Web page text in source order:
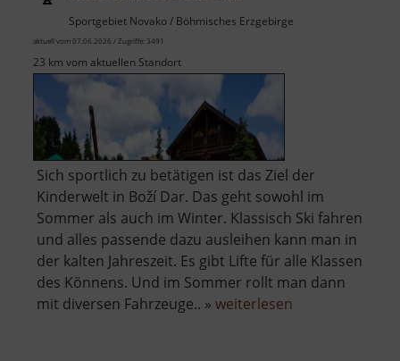
Sportgebiet Novako / Böhmisches Erzgebirge
aktuell vom 07.06.2026 / Zugriffe: 3491
23 km vom aktuellen Standort
Sich sportlich zu betätigen ist das Ziel der
Kinderwelt in Boží Dar. Das geht sowohl im
Sommer als auch im Winter. Klassisch Ski fahren
und alles passende dazu ausleihen kann man in
der kalten Jahreszeit. Es gibt Lifte für alle Klassen
des Könnens. Und im Sommer rollt man dann
mit diversen Fahrzeuge.. » weiterlesen